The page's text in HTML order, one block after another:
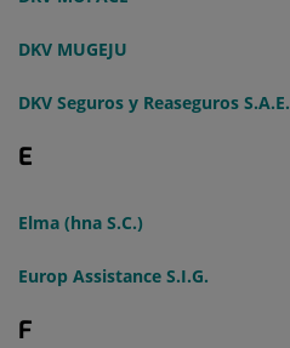
DKV MUGEJU
DKV Seguros y Reaseguros S.A.E.
E
Elma (hna S.C.)
Europ Assistance S.I.G.
F